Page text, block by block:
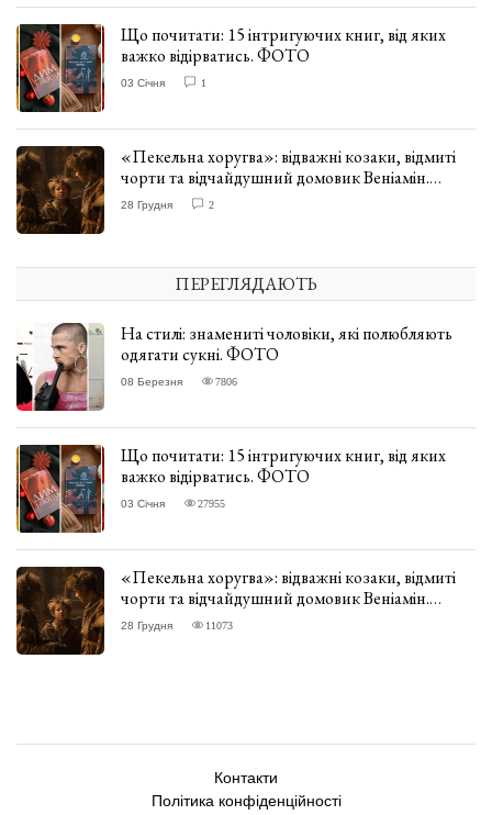
Що почитати: 15 інтригуючих книг, від яких
важко відірватись. ФОТО
03 Січня 1
«Пекельна хоругва»: відважні козаки, відмиті
чорти та відчайдушний домовик Веніамін.
ВІДГУК
28 Грудня 2
ПЕРЕГЛЯДАЮТЬ
На стилі: знамениті чоловіки, які полюбляють
одягати сукні. ФОТО
08 Березня 7806
Що почитати: 15 інтригуючих книг, від яких
важко відірватись. ФОТО
03 Січня 27955
«Пекельна хоругва»: відважні козаки, відмиті
чорти та відчайдушний домовик Веніамін.
ВІДГУК
28 Грудня 11073
Контакти
Політика конфіденційності